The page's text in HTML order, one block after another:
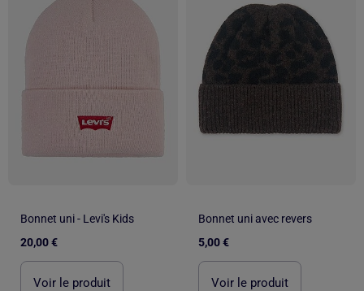
Bonnet uni - Levi's Kids
20,00 €
Voir le produit
Bonnet uni avec revers
5,00 €
Voir le produit